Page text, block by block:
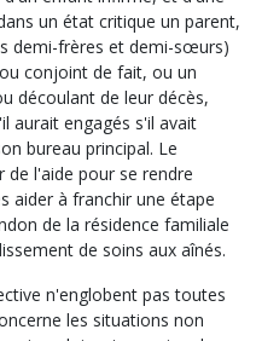
un état critique un parent,
demi-frères et demi-sœurs)
conjoint de fait, ou un
découlant de leur décès,
aurait engagés s'il avait
bureau principal. Le
l'aide pour se rendre
aider à franchir une étape
de la résidence familiale
de soins aux aînés.
n'englobent pas toutes
les situations non